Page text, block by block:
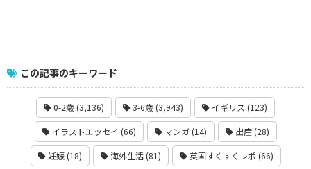
この記事のキーワード
0-2歳 (3,136) 3-6歳 (3,943) イギリス (123)
イラストエッセイ (66) マンガ (14) 出産 (28)
妊娠 (18) 海外生活 (81) 英国すくすくレポ (66)